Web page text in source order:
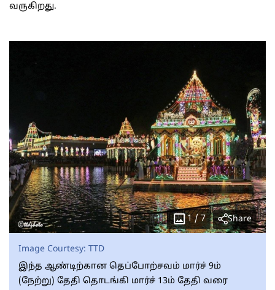
வருகிறது.
1/7 Share
Image Courtesy: TTD
இந்த ஆண்டிற்கான தெப்போற்சவம் மார்ச் 9ம்
(நேற்று) தேதி தொடங்கி மார்ச் 13ம் தேதி வரை